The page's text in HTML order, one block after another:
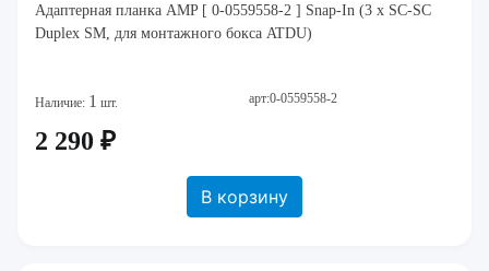
Адаптерная планка AMP [ 0-0559558-2 ] Snap-In (3 x SC-SC
Duplex SM, для монтажного бокса ATDU)
Наличие: 1 шт. арт:0-0559558-2
2 290 ₽
В корзину